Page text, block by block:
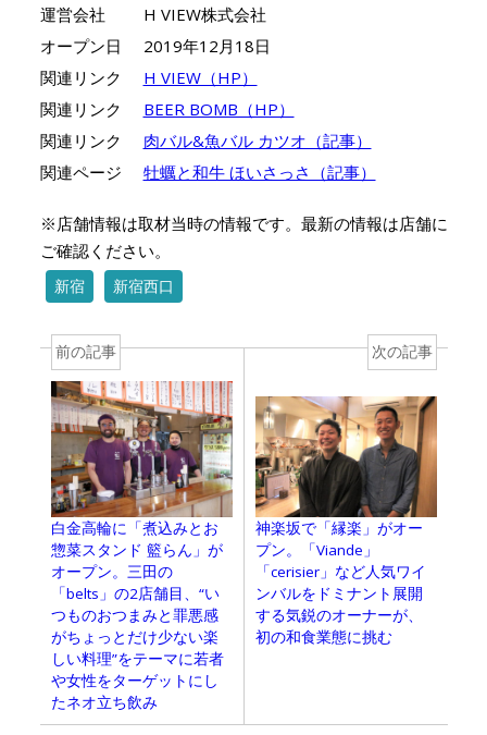
運営会社
H VIEW株式会社
オープン日
2019年12月18日
関連リンク
H VIEW（HP）
関連リンク
BEER BOMB（HP）
関連リンク
肉バル&魚バル カツオ（記事）
関連ページ
牡蠣と和牛 ほいさっさ（記事）
※店舗情報は取材当時の情報です。最新の情報は店舗に
ご確認ください。
新宿 新宿西口
前の記事
白金高輪に「煮込みとお
惣菜スタンド 籃らん」が
オープン。三田の
「belts」の2店舗目、“い
つものおつまみと罪悪感
がちょっとだけ少ない楽
しい料理”をテーマに若者
や女性をターゲットにし
たネオ立ち飲み
次の記事
神楽坂で「縁楽」がオー
プン。「Viande」
「cerisier」など人気ワイ
ンバルをドミナント展開
する気鋭のオーナーが、
初の和食業態に挑む